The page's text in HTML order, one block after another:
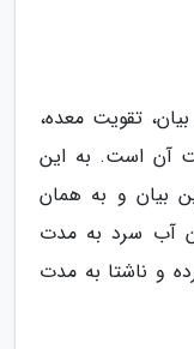
تقویت معده،
آن است. به این
بیان و به همان
آب سرد به مدت
و ناشتا به مدت